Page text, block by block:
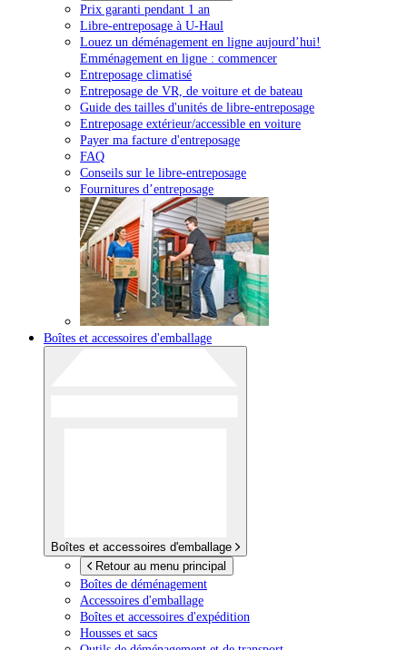
Prix garanti pendant 1 an
Libre-entreposage à U-Haul
Louez un déménagement en ligne aujourd’hui!
Emménagement en ligne : commencer
Entreposage climatisé
Entreposage de VR, de voiture et de bateau
Guide des tailles d'unités de libre-entreposage
Entreposage extérieur/accessible en voiture
Payer ma facture d'entreposage
FAQ
Conseils sur le libre-entreposage
Fournitures d’entreposage
Boîtes et accessoires d'emballage
Boîtes et accessoires d'emballage
Retour au menu principal
Boîtes de déménagement
Accessoires d'emballage
Boîtes et accessoires d'expédition
Housses et sacs